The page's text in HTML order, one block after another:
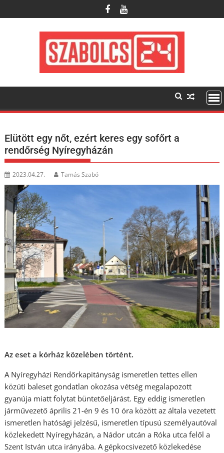
to
Elütött egy nőt, ezért keres egy sofőrt a
rendőrség Nyíregyházán
2023.04.27. Tamás Szabó
Az eset a kórház közelében történt.
A Nyíregyházi Rendőrkapitányság ismeretlen tettes ellen
közúti baleset gondatlan okozása vétség megalapozott
gyanúja miatt folytat büntetőeljárást. Egy eddig ismeretlen
járművezető április 21-én 9 és 10 óra között az általa vezetett
ismeretlen hatósági jelzésű, ismeretlen típusú személyautóval
közlekedett Nyíregyházán, a Nádor utcán a Róka utca felől a
Szent István utca irányába. A gépkocsivezető közlekedése